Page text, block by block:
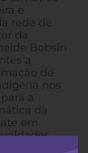
e
rede de
da
Bobsin
a
de
nos
a
da
em
no país e